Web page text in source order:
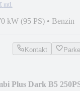
mtl.
kW (95 PS) • Benzin
Kontakt
Plus Dark B5